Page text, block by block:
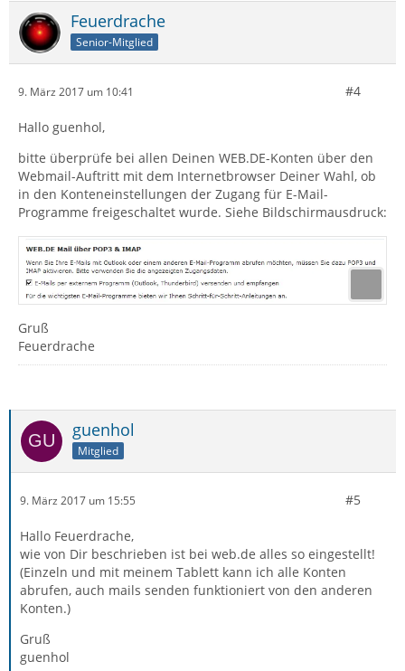
Feuerdrache
Senior-Mitglied
9. März 2017 um 10:41 #4
Hallo guenhol,
bitte überprüfe bei allen Deinen WEB.DE-Konten über den
Webmail-Auftritt mit dem Internetbrowser Deiner Wahl, ob
in den Konteneinstellungen der Zugang für E-Mail-
Programme freigeschaltet wurde. Siehe Bildschirmausdruck:
Gruß
Feuerdrache
guenhol
Mitglied
9. März 2017 um 15:55 #5
Hallo Feuerdrache,
wie von Dir beschrieben ist bei web.de alles so eingestellt!
(Einzeln und mit meinem Tablett kann ich alle Konten
abrufen, auch mails senden funktioniert von den anderen
Konten.)
Gruß
guenhol